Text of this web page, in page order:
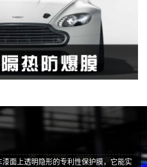
面上透明隐形的专利性保护膜，它能实